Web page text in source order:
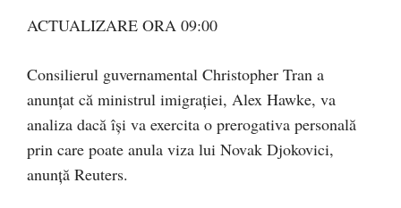
ACTUALIZARE ORA 09:00
Consilierul guvernamental Christopher Tran a
anunțat că ministrul imigrației, Alex Hawke, va
analiza dacă își va exercita o prerogativa personală
prin care poate anula viza lui Novak Djokovici,
anunță Reuters.